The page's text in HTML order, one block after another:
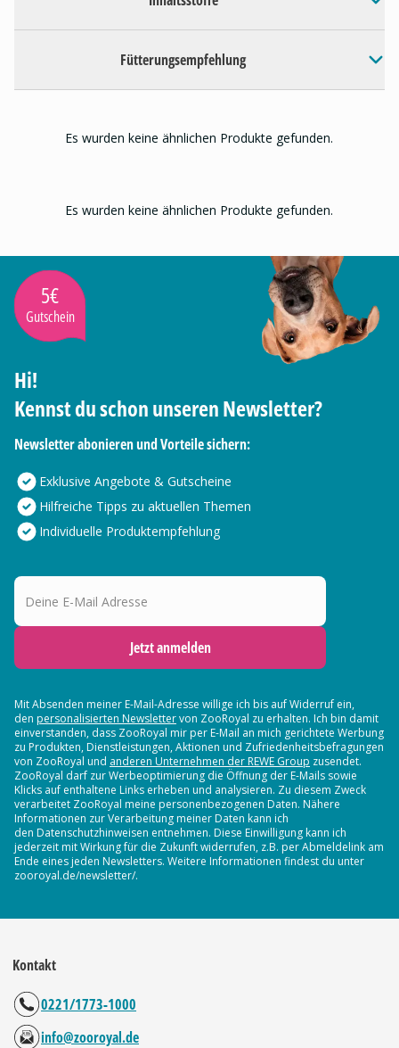
Fütterungsempfehlung
Es wurden keine ähnlichen Produkte gefunden.
Es wurden keine ähnlichen Produkte gefunden.
5€
Gutschein
Hi!
Kennst du schon unseren Newsletter?
Newsletter abonieren und Vorteile sichern:
Exklusive Angebote & Gutscheine
Hilfreiche Tipps zu aktuellen Themen
Individuelle Produktempfehlung
Deine E-Mail Adresse
Jetzt anmelden
Mit Absenden meiner E-Mail-Adresse willige ich bis auf Widerruf ein,
den personalisierten Newslettervon ZooRoyal zu erhalten. Ich bin damit
einverstanden, dass ZooRoyal mir per E-Mail an mich gerichtete Werbung
zu Produkten, Dienstleistungen, Aktionen und Zufriedenheitsbefragungen
von ZooRoyal und anderen Unternehmen der REWE Group zusendet.
ZooRoyal darf zur Werbeoptimierung die Öffnung der E-Mails sowie
Klicks auf enthaltene Links erheben und analysieren. Zu diesem Zweck
verarbeitet ZooRoyal meine personenbezogenen Daten. Nähere
Informationen zur Verarbeitung meiner Daten kann ich
den Datenschutzhinweisen entnehmen. Diese Einwilligung kann ich
jederzeit mit Wirkung für die Zukunft widerrufen, z.B. per Abmeldelink am
Ende eines jeden Newsletters. Weitere Informationen findest du unter
zooroyal.de/newsletter/.
Kontakt
0221/1773-1000
info@zooroyal.de